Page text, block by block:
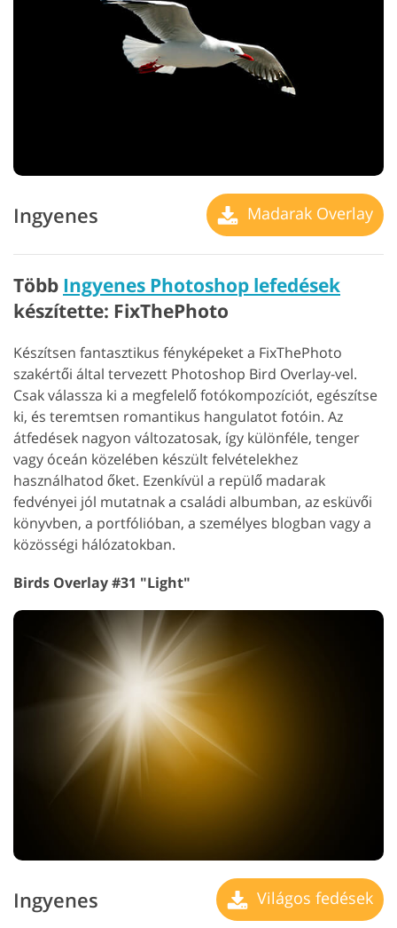
Ingyenes Madarak Overlay
Több Ingyenes Photoshop lefedések
készítette: FixThePhoto
Készítsen fantasztikus fényképeket a FixThePhoto
szakértői által tervezett Photoshop Bird Overlay-vel.
Csak válassza ki a megfelelő fotókompozíciót, egészítse
ki, és teremtsen romantikus hangulatot fotóin. Az
átfedések nagyon változatosak, így különféle, tenger
vagy óceán közelében készült felvételekhez
használhatod őket. Ezenkívül a repülő madarak
fedvényei jól mutatnak a családi albumban, az esküvői
könyvben, a portfólióban, a személyes blogban vagy a
közösségi hálózatokban.
Birds Overlay #31 "Light"
Ingyenes Világos fedések